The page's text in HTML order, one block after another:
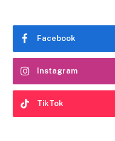
Facebook
Instagram
TikTok